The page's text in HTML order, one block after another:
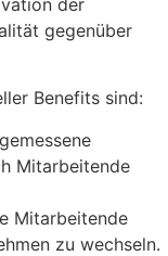
gegenüber
Benefits sind:
Mitarbeitende
Mitarbeitende
zu wechseln.